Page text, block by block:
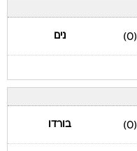
(0) נים
(0) בורדו